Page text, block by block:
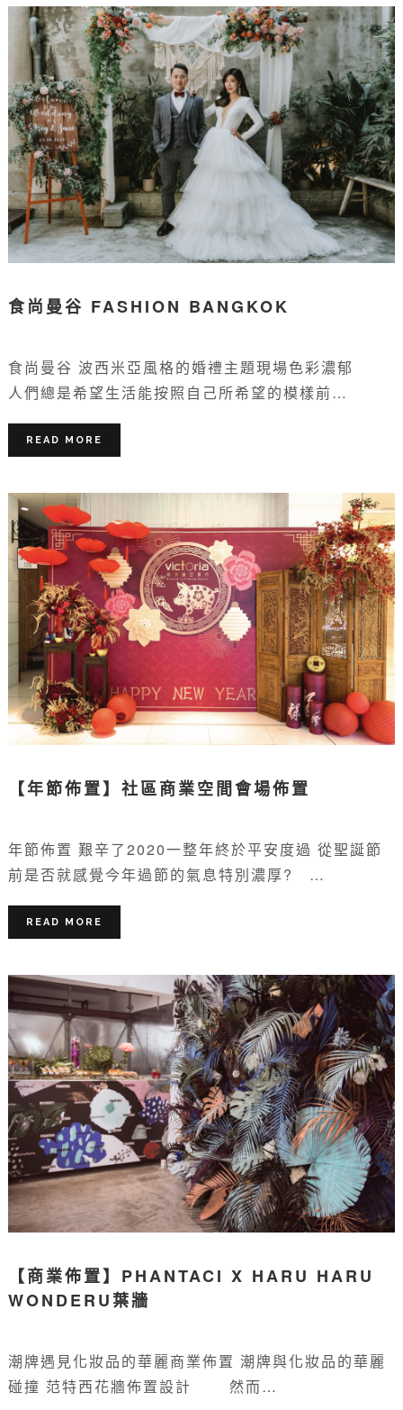
食尚曼谷 FASHION BANGKOK
食尚曼谷 波西米亞風格的婚禮主題現場色彩濃郁
人們總是希望生活能按照自己所希望的模樣前…
READ MORE
【年節佈置】社區商業空間會場佈置
年節佈置 艱辛了2020一整年終於平安度過 從聖誕節
前是否就感覺今年過節的氣息特別濃厚? …
READ MORE
【商業佈置】PHANTACI X HARU HARU
WONDERU葉牆
潮牌遇見化妝品的華麗商業佈置 潮牌與化妝品的華麗
碰撞 范特西花牆佈置設計 然而…